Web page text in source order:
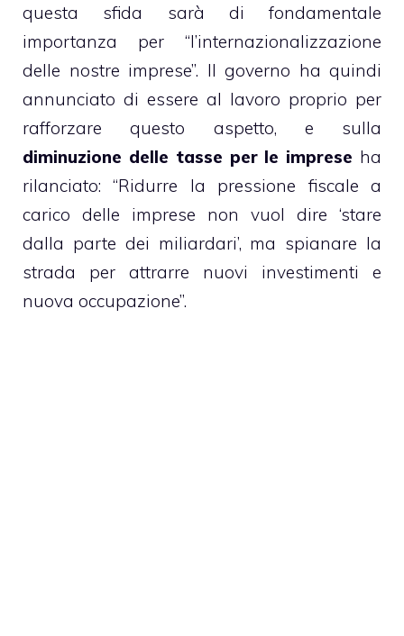
questa sfida sarà di fondamentale
importanza per “l’internazionalizzazione
delle nostre imprese”. Il governo ha quindi
annunciato di essere al lavoro proprio per
rafforzare questo aspetto, e sulla
diminuzione delle tasse per le imprese ha
rilanciato: “Ridurre la pressione fiscale a
carico delle imprese non vuol dire ‘stare
dalla parte dei miliardari’, ma spianare la
strada per attrarre nuovi investimenti e
nuova occupazione”.